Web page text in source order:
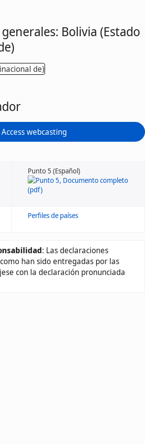
Bolivia (Estado
Access webcasting
Punto 5 (Español)
Perfiles de países
: Las declaraciones
han sido entregadas por las
con la declaración pronunciada